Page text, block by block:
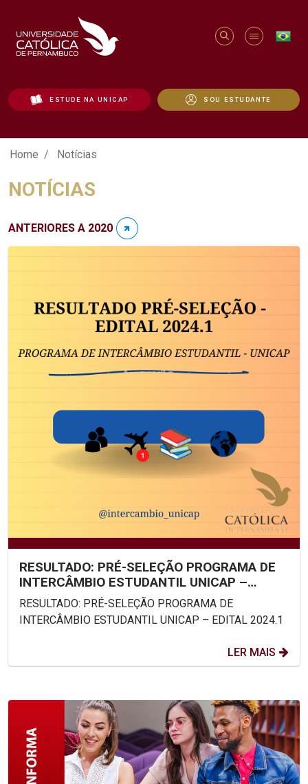
ESTUDE NA UNICAP SOU ESTUDANTE
Notícias - Unicap
Home Notícias
NOTÍCIAS
ANTERIORES A 2020
RESULTADO: PRÉ-SELEÇÃO PROGRAMA DE
INTERCÂMBIO ESTUDANTIL UNICAP –
EDITAL 2024.1
RESULTADO: PRÉ-SELEÇÃO PROGRAMA DE
INTERCÂMBIO ESTUDANTIL UNICAP – EDITAL 2024.1
LER MAIS